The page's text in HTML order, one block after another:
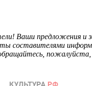
Ваши предложения и
составителями